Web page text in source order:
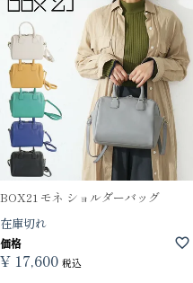
BOX21 モネ ショルダーバッグ
在庫切れ
価格
¥ 17,600 税込